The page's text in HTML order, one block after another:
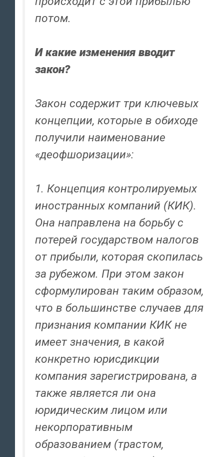
потом.
И какие изменения вводит
закон?
Закон содержит три ключевых
концепции, которые в обиходе
получили наименование
«деофшоризации»:
1. Концепция контролируемых
иностранных компаний (КИК).
Она направлена на борьбу с
потерей государством налогов
от прибыли, которая скопилась
за рубежом. При этом закон
сформулирован таким образом,
что в большинстве случаев для
признания компании КИК не
имеет значения, в какой
конкретно юрисдикции
компания зарегистрирована, а
также является ли она
юридическим лицом или
некорпоративным
образованием (трастом,